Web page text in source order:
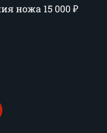
ножа 15 000₽